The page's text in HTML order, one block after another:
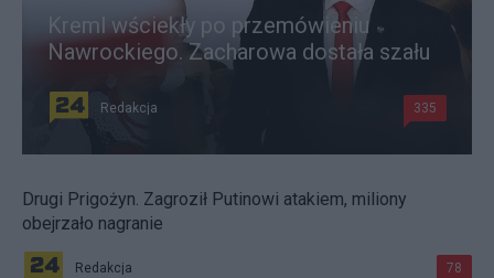
Kreml wściekły po przemówieniu
Nawrockiego. Zacharowa dostała szału
Redakcja 335
Drugi Prigożyn. Zagroził Putinowi atakiem, miliony
obejrzało nagranie
Redakcja 78